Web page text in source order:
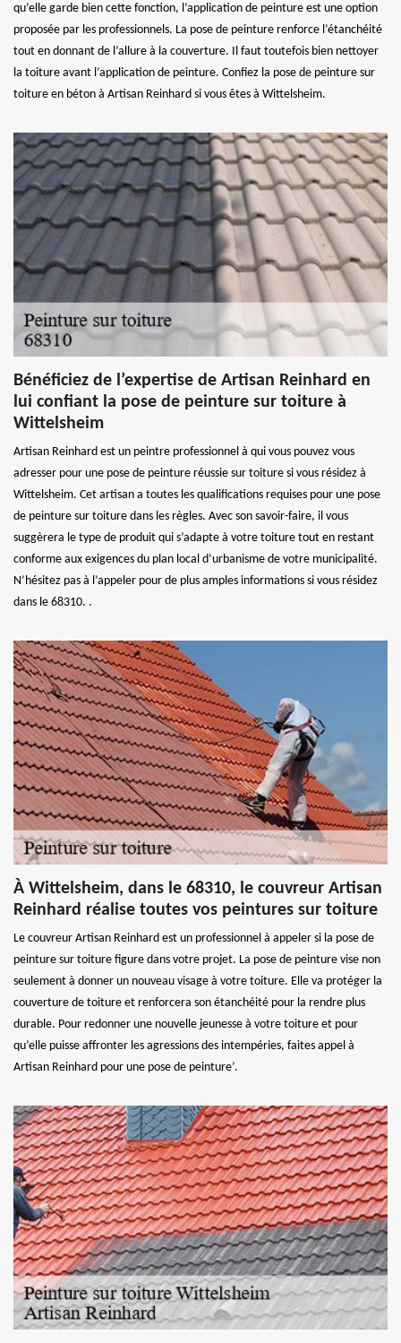
qu’elle garde bien cette fonction, l’application de peinture est une option
proposée par les professionnels. La pose de peinture renforce l’étanchéité
tout en donnant de l’allure à la couverture. Il faut toutefois bien nettoyer
la toiture avant l’application de peinture. Confiez la pose de peinture sur
toiture en béton à Artisan Reinhard si vous êtes à Wittelsheim.
Bénéficiez de l’expertise de Artisan Reinhard en
lui confiant la pose de peinture sur toiture à
Wittelsheim
Artisan Reinhard est un peintre professionnel à qui vous pouvez vous
adresser pour une pose de peinture réussie sur toiture si vous résidez à
Wittelsheim. Cet artisan a toutes les qualifications requises pour une pose
de peinture sur toiture dans les règles. Avec son savoir-faire, il vous
suggèrera le type de produit qui s’adapte à votre toiture tout en restant
conforme aux exigences du plan local d’urbanisme de votre municipalité.
N’hésitez pas à l’appeler pour de plus amples informations si vous résidez
dans le 68310. .
À Wittelsheim, dans le 68310, le couvreur Artisan
Reinhard réalise toutes vos peintures sur toiture
Le couvreur Artisan Reinhard est un professionnel à appeler si la pose de
peinture sur toiture figure dans votre projet. La pose de peinture vise non
seulement à donner un nouveau visage à votre toiture. Elle va protéger la
couverture de toiture et renforcera son étanchéité pour la rendre plus
durable. Pour redonner une nouvelle jeunesse à votre toiture et pour
qu’elle puisse affronter les agressions des intempéries, faites appel à
Artisan Reinhard pour une pose de peinture’.